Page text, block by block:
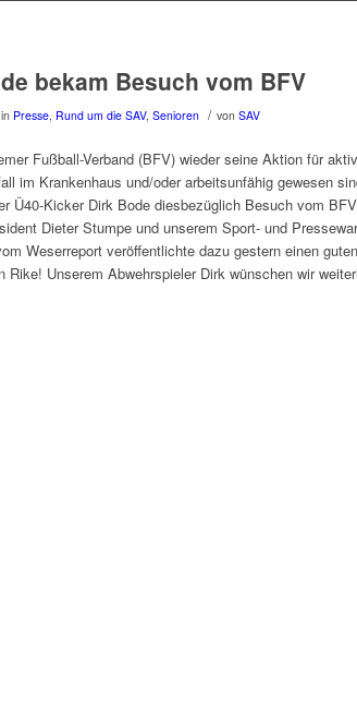
bekam Besuch vom BFV
in Presse, Rund um die SAV, Senioren / von SAV
Fußball-Verband (BFV) wieder seine Aktion für
im Krankenhaus und/oder arbeitsunfähig gewesen
Ü40-Kicker Dirk Bode diesbezüglich Besuch vom
Dieter Stumpe und unserem Sport- und
Weserreport veröffentlichte dazu gestern einen
Unserem Abwehrspieler Dirk wünschen wir